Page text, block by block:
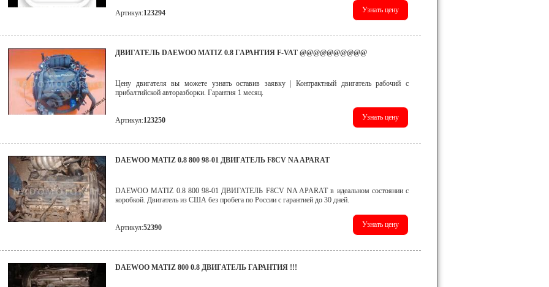
Артикул:123294
ДВИГАТЕЛЬ DAEWOO MATIZ 0.8 ГАРАНТИЯ F-VAT @@@@@@@@@@
Цену двигателя вы можете узнать оставив заявку | Контрактный двигатель рабочий с
прибалтийской авторазборки. Гарантия 1 месяц.
Артикул:123250
DAEWOO MATIZ 0.8 800 98-01 ДВИГАТЕЛЬ F8CV NA APARAT
DAEWOO MATIZ 0.8 800 98-01 ДВИГАТЕЛЬ F8CV NA APARAT в идеальном состоянии с
коробкой. Двигатель из США без пробега по России с гарантией до 30 дней.
Артикул:52390
DAEWOO MATIZ 800 0.8 ДВИГАТЕЛЬ ГАРАНТИЯ !!!